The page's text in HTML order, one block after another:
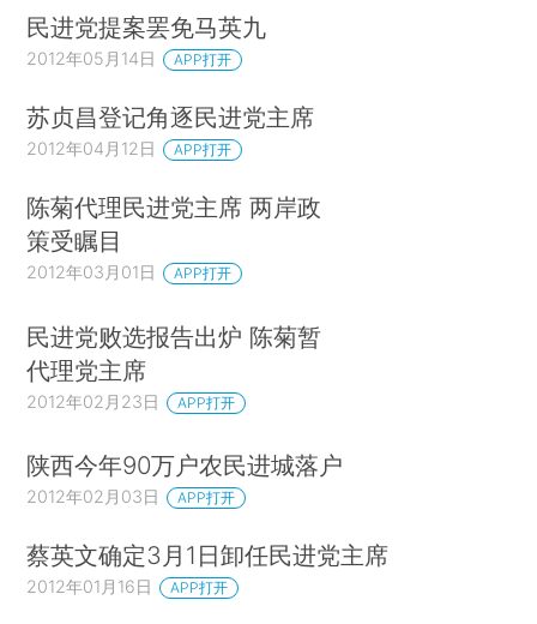
民进党提案罢免马英九
2012年05月14日 APP打开
苏贞昌登记角逐民进党主席
2012年04月12日 APP打开
陈菊代理民进党主席 两岸政
策受瞩目
2012年03月01日 APP打开
民进党败选报告出炉 陈菊暂
代理党主席
2012年02月23日 APP打开
陕西今年90万户农民进城落户
2012年02月03日 APP打开
蔡英文确定3月1日卸任民进党主席
2012年01月16日 APP打开